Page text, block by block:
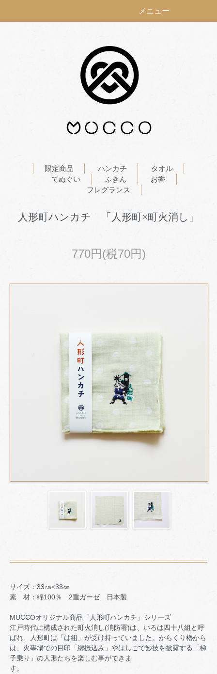
メニュー
限定商品 ハンカチ
タオル
てぬぐい
ふきん
お香
フレグランス
人形町ハンカチ 「人形町×町火消し」
770円(税70円)
サイズ：33㎝×33㎝
素 材：綿100％ 2重ガーゼ 日本製
MUCCOオリジナル商品「人形町ハンカチ」シリーズ
江戸時代に構成された町火消し(消防署)は、いろは四十八組と呼
ばれ、人形町は「は組」が受け持っていました。からくり櫓から
は、火事場での目印「纏振込み」やはしごで妙技を披露する「梯
子乗り」の人形たちを楽しむ事ができま
す